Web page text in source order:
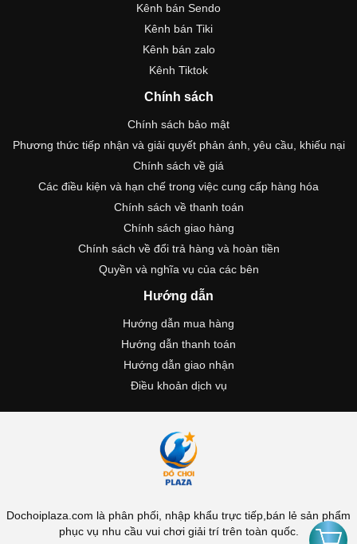
Kênh bán Sendo
Kênh bán Tiki
Kênh bán zalo
Kênh Tiktok
Chính sách
Chính sách bảo mật
Phương thức tiếp nhận và giải quyết phản ánh, yêu cầu, khiếu nại
Chính sách về giá
Các điều kiện và hạn chế trong việc cung cấp hàng hóa
Chính sách về thanh toán
Chính sách giao hàng
Chính sách về đổi trả hàng và hoàn tiền
Quyền và nghĩa vụ của các bên
Hướng dẫn
Hướng dẫn mua hàng
Hướng dẫn thanh toán
Hướng dẫn giao nhận
Điều khoản dịch vụ
Dochoiplaza.com là phân phối, nhập khẩu trực tiếp,bán lẻ sản phẩm
phục vụ nhu cầu vui chơi giải trí trên toàn quốc.